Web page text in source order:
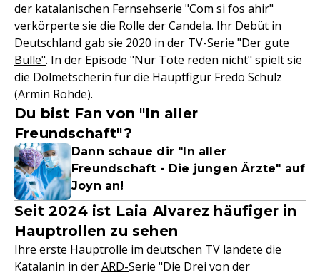
der katalanischen Fernsehserie "Com si fos ahir"
verkörperte sie die Rolle der Candela. Ihr Debüt in
Deutschland gab sie 2020 in der TV-Serie "Der gute
Bulle". In der Episode "Nur Tote reden nicht" spielt sie
die Dolmetscherin für die Hauptfigur Fredo Schulz
(Armin Rohde).
Du bist Fan von "In aller
Freundschaft"?
Dann schaue dir "In aller
Freundschaft - Die jungen Ärzte" auf
Joyn an!
Seit 2024 ist Laia Alvarez häufiger in
Hauptrollen zu sehen
Ihre erste Hauptrolle im deutschen TV landete die
Katalanin in derARD-Serie "Die Drei von der